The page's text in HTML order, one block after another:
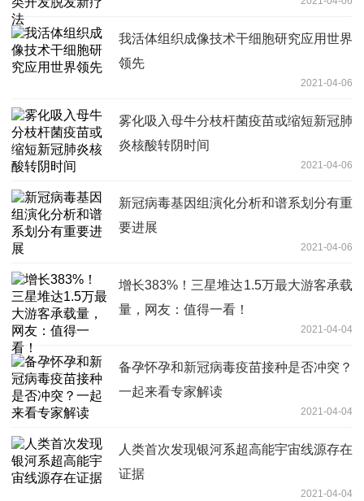
我活体组织成像技术干细胞研究应用世界
领先
2021-04-06
雾化吸入母牛分枝杆菌疫苗或缩短新冠肺
炎核酸转阴时间
2021-04-06
新冠病毒基因组演化分析和谱系划分有重
要进展
2021-04-06
增长383%！三星堆达1.5万最大游客承载
量，网友：值得一看！
2021-04-04
备孕怀孕和新冠病毒疫苗接种是否冲突？
一起来看专家解读
2021-04-04
人类首次发现银河系超高能宇宙线源存在
证据
2021-04-04